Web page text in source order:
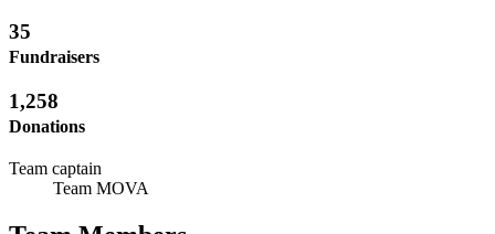
35
Fundraisers
1,258
Donations
Team captain
Team MOVA